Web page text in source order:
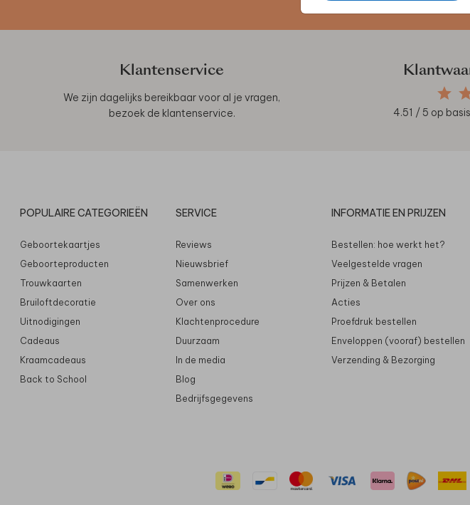
Klantenservice
We zijn dagelijks bereikbaar voor al je vragen,
bezoek de klantenservice. 4.51 / 5 op
POPULAIRE CATEGORIEËN
Geboortekaartjes
Geboorteproducten
Trouwkaarten
Bruiloftdecoratie
Uitnodigingen
Cadeaus
Kraamcadeaus
Back to School
SERVICE
Reviews
Nieuwsbrief
Samenwerken
Over ons
Klachtenprocedure
Duurzaam
In de media
Blog
Bedrijfsgegevens
INFORMATIE EN PRIJZEN
Bestellen: hoe werkt het?
Veelgestelde vragen
Prijzen & Betalen
Acties
Proefdruk bestellen
Enveloppen (vooraf) bestellen
Verzending & Bezorging